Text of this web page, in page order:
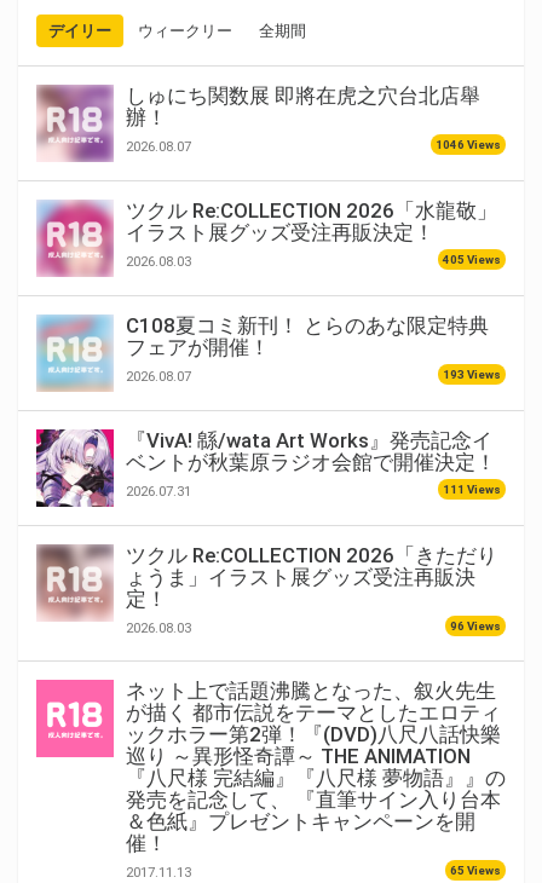
デイリー ウィークリー 全期間
しゅにち関数展 即將在虎之穴台北店舉
辦！
2026.08.07 1046 Views
ツクル Re:COLLECTION 2026「水龍敬」
イラスト展グッズ受注再販決定！
2026.08.03 405 Views
C108夏コミ新刊！ とらのあな限定特典
フェアが開催！
2026.08.07 193 Views
『VivA! 緜/wata Art Works』発売記念イ
ベントが秋葉原ラジオ会館で開催決定！
2026.07.31 111 Views
ツクル Re:COLLECTION 2026「きただり
ょうま」イラスト展グッズ受注再販決
定！
2026.08.03 96 Views
ネット上で話題沸騰となった、叙火先生
が描く 都市伝説をテーマとしたエロティ
ックホラー第2弾！『(DVD)八尺八話快樂
巡り ～異形怪奇譚～ THE ANIMATION
『八尺様 完結編』『八尺様 夢物語』』の
発売を記念して、 『直筆サイン入り台本
＆色紙』プレゼントキャンペーンを開
催！
2017.11.13 65 Views